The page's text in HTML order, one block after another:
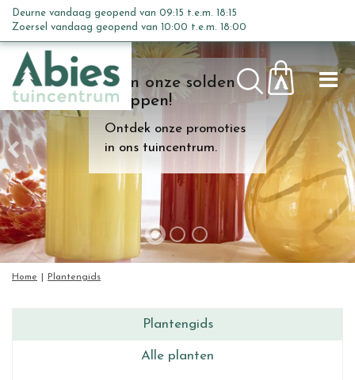
n
c
o
n
t
e
n
t
Kom onze solden
shoppen!
Ontdek onze promoties
in ons tuincentrum.
Home Plantengids
Deurne vandaag geopend van 09:15 t.e.m. 18:15
Zoersel vandaag geopend van 10:00 t.e.m. 18:00
Plantengids
Alle planten